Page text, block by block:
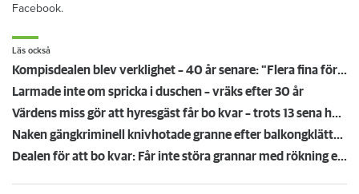
Facebook.
Läs också
Kompisdealen blev verklighet – 40 år senare: "Flera fina fördelar med att dela bostad"
Larmade inte om spricka i duschen – vräks efter 30 år
Värdens miss gör att hyresgäst får bo kvar – trots 13 sena hyror
Naken gängkriminell knivhotade granne efter balkongklättring
Dealen för att bo kvar: Får inte störa grannar med rökning eller utsätta dem för brandfara